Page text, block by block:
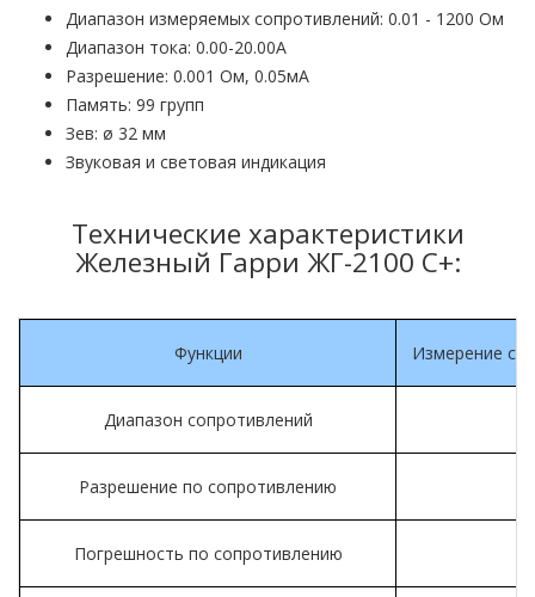
Диапазон измеряемых сопротивлений: 0.01 - 1200 Ом
Диапазон тока: 0.00-20.00А
Разрешение: 0.001 Ом, 0.05мА
Память: 99 групп
Зев: ø 32 мм
Звуковая и световая индикация
Технические характеристики
Железный Гарри ЖГ-2100 C+:
Функции Измерение
Диапазон сопротивлений
Разрешение по сопротивлению
Погрешность по сопротивлению